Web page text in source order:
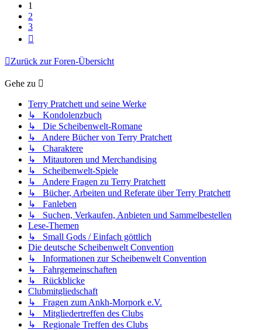
1
2
3
Zurück zur Foren-Übersicht
Gehe zu
Terry Pratchett und seine Werke
↳ Kondolenzbuch
↳ Die Scheibenwelt-Romane
↳ Andere Bücher von Terry Pratchett
↳ Charaktere
↳ Mitautoren und Merchandising
↳ Scheibenwelt-Spiele
↳ Andere Fragen zu Terry Pratchett
↳ Bücher, Arbeiten und Referate über Terry Pratchett
↳ Fanleben
↳ Suchen, Verkaufen, Anbieten und Sammelbestellen
Lese-Themen
↳ Small Gods / Einfach göttlich
Die deutsche Scheibenwelt Convention
↳ Informationen zur Scheibenwelt Convention
↳ Fahrgemeinschaften
↳ Rückblicke
Clubmitgliedschaft
↳ Fragen zum Ankh-Morpork e.V.
↳ Mitgliedertreffen des Clubs
↳ Regionale Treffen des Clubs